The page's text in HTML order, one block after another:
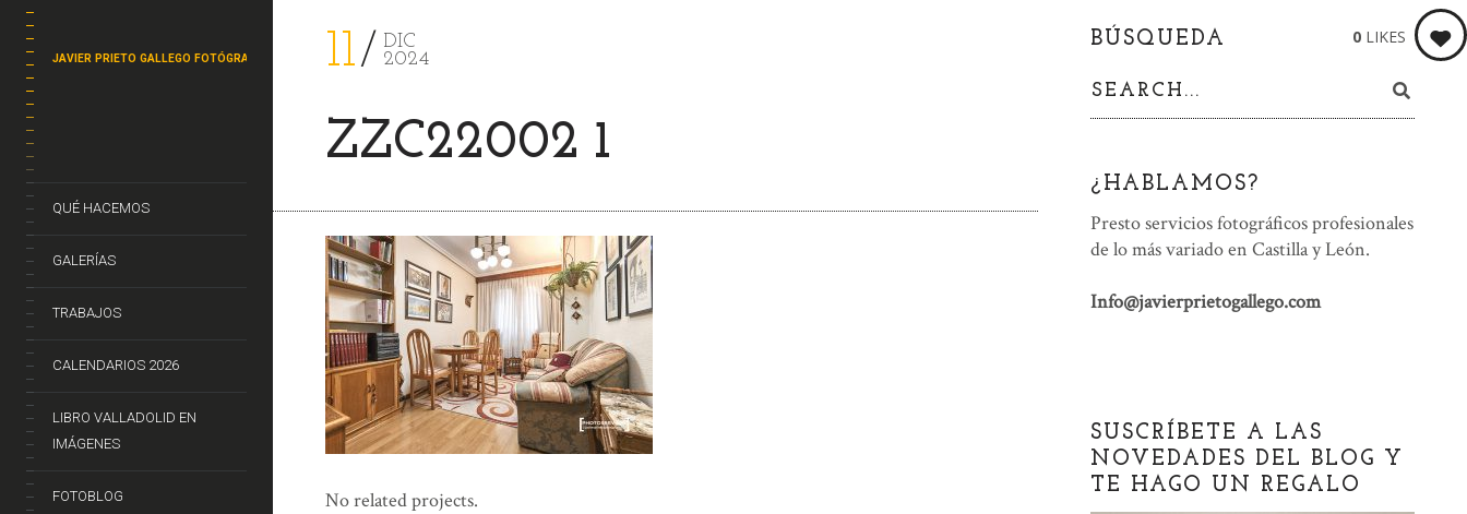
JAVIER PRIETO GALLEGO FOTÓGRAFO
QUÉ HACEMOS
GALERÍAS
TRABAJOS
CALENDARIOS 2026
LIBRO VALLADOLID EN
IMÁGENES
FOTOBLOG
11
DIC
2024
ZZC22002 1
0 LIKES
No related projects.
BÚSQUEDA
¿HABLAMOS?
Presto servicios fotográficos profesionales
de lo más variado en Castilla y León.
Info@javierprietogallego.com
SUSCRÍBETE A LAS
NOVEDADES DEL BLOG Y
TE HAGO UN REGALO